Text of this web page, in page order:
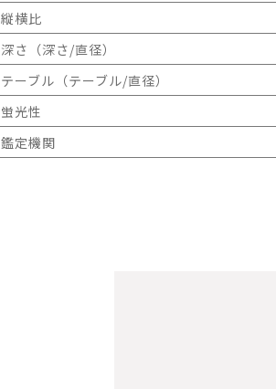
縦横比
深さ（深さ/直径）
テーブル（テーブル/直径）
蛍光性
鑑定機関